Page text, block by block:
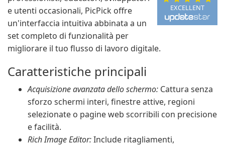
EXCELLENT
e utenti occasionali, PicPick offre
un'interfaccia intuitiva abbinata a un
set completo di funzionalità per
migliorare il tuo flusso di lavoro digitale.
Caratteristiche principali
Acquisizione avanzata dello schermo: Cattura senza
sforzo schermi interi, finestre attive, regioni
selezionate o pagine web scorribili con precisione
e facilità.
Rich Image Editor:Include ritagliamenti,